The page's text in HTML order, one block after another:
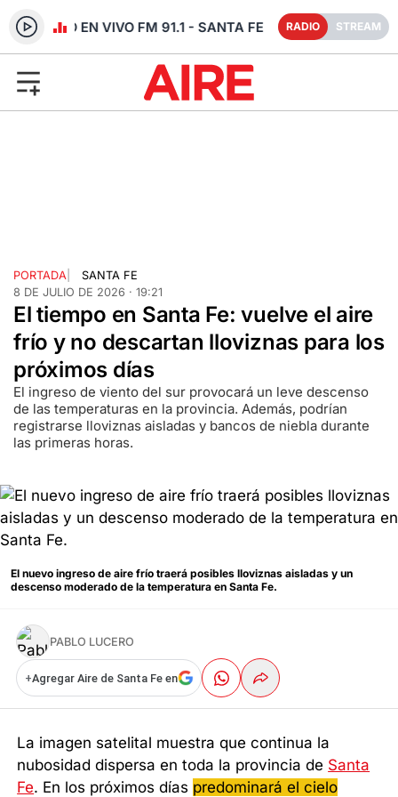
RADIO EN VIVO FM 91.1 - SANTA FE RADIO STREAM
PORTADA
SANTA FE
8 DE JULIO DE 2026 · 19:21
El tiempo en Santa Fe: vuelve el aire
frío y no descartan lloviznas para los
próximos días
El ingreso de viento del sur provocará un leve descenso
de las temperaturas en la provincia. Además, podrían
registrarse lloviznas aisladas y bancos de niebla durante
las primeras horas.
El nuevo ingreso de aire frío traerá posibles lloviznas aisladas y un
descenso moderado de la temperatura en Santa Fe.
PABLO LUCERO
+Agregar Aire de Santa Fe en
La imagen satelital muestra que continua la
nubosidad dispersa en toda la provincia de Santa
Fe. En los próximos días predominará el cielo